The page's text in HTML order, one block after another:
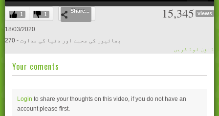
0
of
29
minutes,
seconds
1 1
Share... 15,345 views
18/03/2020
270 - بھائیوں کی محبت اور دنیا کی عداوت
ڈاؤن لوڈ کریں
Your coments
Login to share your thoughts on this video, if you do not have an
account please first.